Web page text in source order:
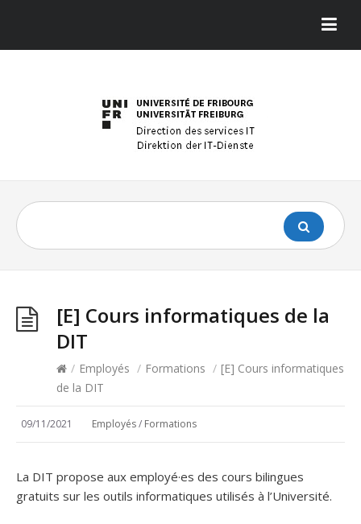
[E] Cours informatiques de la
DIT
/ Employés / Formations / [E] Cours informatiques
de la DIT
09/11/2021 Employés/ Formations
La DIT propose aux employé·es des cours bilingues
gratuits sur les outils informatiques utilisés à l’Université.